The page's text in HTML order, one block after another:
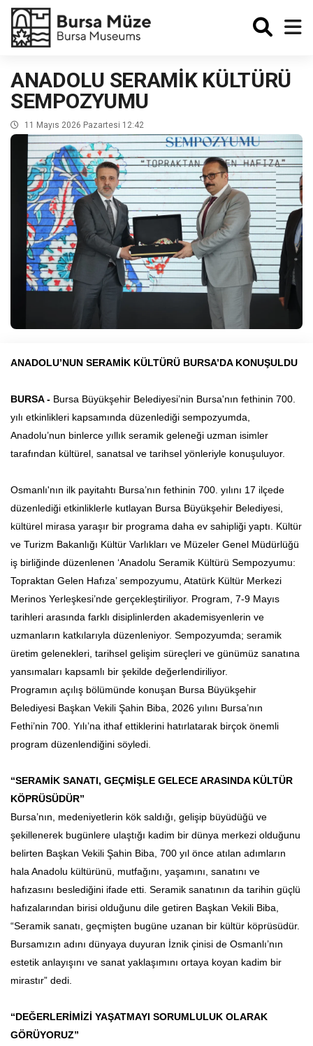
Enabled
ANADOLU SERAMİK KÜLTÜRÜ
SEMPOZYUMU
11 Mayıs 2026 Pazartesi 12:42
ANADOLU’NUN SERAMİK KÜLTÜRÜ BURSA’DA KONUŞULDU
BURSA - Bursa Büyükşehir Belediyesi’nin Bursa'nın fethinin 700.
yılı etkinlikleri kapsamında düzenlediği sempozyumda,
Anadolu’nun binlerce yıllık seramik geleneği uzman isimler
tarafından kültürel, sanatsal ve tarihsel yönleriyle konuşuluyor.
Osmanlı'nın ilk payitahtı Bursa’nın fethinin 700. yılını 17 ilçede
düzenlediği etkinliklerle kutlayan Bursa Büyükşehir Belediyesi,
kültürel mirasa yaraşır bir programa daha ev sahipliği yaptı. Kültür
ve Turizm Bakanlığı Kültür Varlıkları ve Müzeler Genel Müdürlüğü
iş birliğinde düzenlenen ‘Anadolu Seramik Kültürü Sempozyumu:
Topraktan Gelen Hafıza’ sempozyumu, Atatürk Kültür Merkezi
Merinos Yerleşkesi’nde gerçekleştiriliyor. Program, 7-9 Mayıs
tarihleri arasında farklı disiplinlerden akademisyenlerin ve
uzmanların katkılarıyla düzenleniyor. Sempozyumda; seramik
üretim gelenekleri, tarihsel gelişim süreçleri ve günümüz sanatına
yansımaları kapsamlı bir şekilde değerlendiriliyor.
Programın açılış bölümünde konuşan Bursa Büyükşehir
Belediyesi Başkan Vekili Şahin Biba, 2026 yılını Bursa’nın
Fethi’nin 700. Yılı’na ithaf ettiklerini hatırlatarak birçok önemli
program düzenlendiğini söyledi.
“SERAMİK SANATI, GEÇMİŞLE GELECE ARASINDA KÜLTÜR
KÖPRÜSÜDÜR”
Bursa’nın, medeniyetlerin kök saldığı, gelişip büyüdüğü ve
şekillenerek bugünlere ulaştığı kadim bir dünya merkezi olduğunu
belirten Başkan Vekili Şahin Biba, 700 yıl önce atılan adımların
hala Anadolu kültürünü, mutfağını, yaşamını, sanatını ve
hafızasını beslediğini ifade etti. Seramik sanatının da tarihin güçlü
hafızalarından birisi olduğunu dile getiren Başkan Vekili Biba,
“Seramik sanatı, geçmişten bugüne uzanan bir kültür köprüsüdür.
Bursamızın adını dünyaya duyuran İznik çinisi de Osmanlı’nın
estetik anlayışını ve sanat yaklaşımını ortaya koyan kadim bir
mirastır” dedi.
“DEĞERLERİMİZİ YAŞATMAYI SORUMLULUK OLARAK
GÖRÜYORUZ”